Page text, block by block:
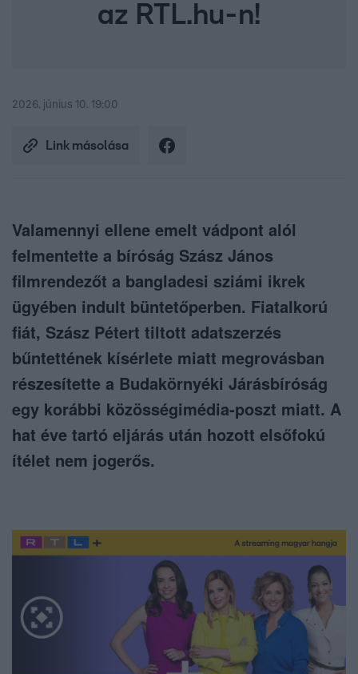
az RTL.hu-n!
2026. június 10. 19:00
Link másolása
Valamennyi ellene emelt vádpont alól
felmentette a bíróság Szász János
filmrendezőt a bangladesi sziámi ikrek
ügyében indult büntetőperben. Fiatalkorú
fiát, Szász Pétert tiltott adatszerzés
bűntettének kísérlete miatt megrovásban
részesítette a Budakörnyéki Járásbíróság
egy korábbi közösségimédia-poszt miatt. A
hat éve tartó eljárás után hozott elsőfokú
ítélet nem jogerős.